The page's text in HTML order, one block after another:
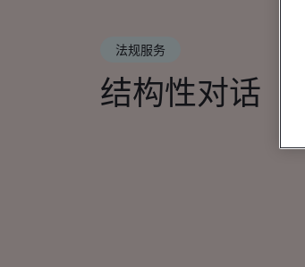
法规服务
结构性对话